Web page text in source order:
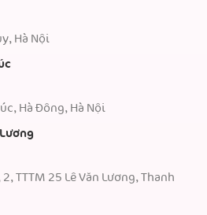
Hà Nội
Hà Đông, Hà Nội
2, TTTM 25 Lê Văn Lương, Thanh